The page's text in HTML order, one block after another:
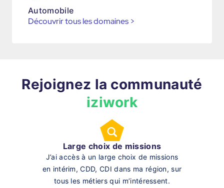
Automobile
Découvrir tous les domaines >
Rejoignez la communauté
iziwork
Large choix de missions
J’ai accès à un large choix de missions
en intérim, CDD, CDI dans ma région, sur
tous les métiers qui m’intéressent.